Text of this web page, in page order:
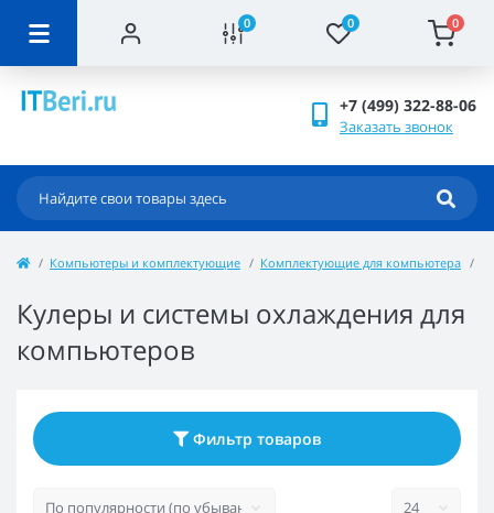
0 0 0
+7 (499) 322-88-06
Заказать звонок
Компьютеры и комплектующие Комплектующие для компьютера
Кулеры и системы охлаждения для
компьютеров
Фильтр товаров